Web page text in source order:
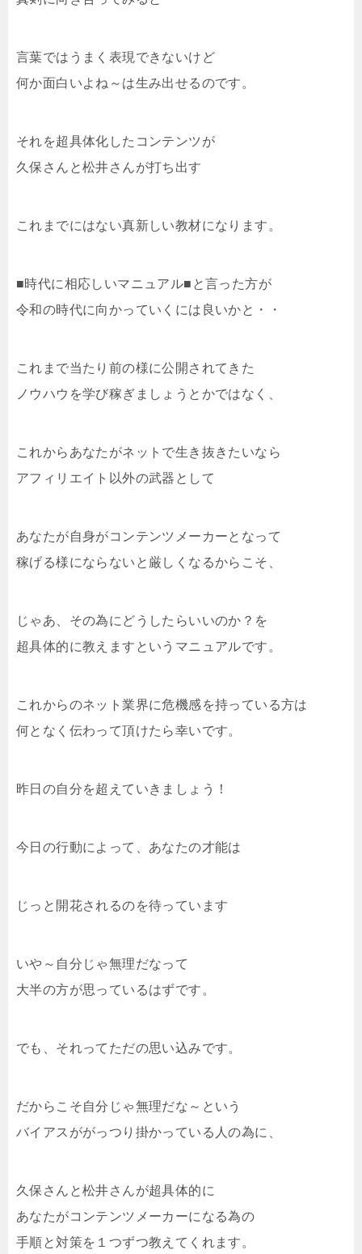
言葉ではうまく表現できないけど
何か面白いよね～は生み出せるのです。
それを超具体化したコンテンツが
久保さんと松井さんが打ち出す
これまでにはない真新しい教材になります。
■時代に相応しいマニュアル■と言った方が
令和の時代に向かっていくには良いかと・・
これまで当たり前の様に公開されてきた
ノウハウを学び稼ぎましょうとかではなく、
これからあなたがネットで生き抜きたいなら
アフィリエイト以外の武器として
あなたが自身がコンテンツメーカーとなって
稼げる様にならないと厳しくなるからこそ、
じゃあ、その為にどうしたらいいのか？を
超具体的に教えますというマニュアルです。
これからのネット業界に危機感を持っている方は
何となく伝わって頂けたら幸いです。
昨日の自分を超えていきましょう！
今日の行動によって、あなたの才能は
じっと開花されるのを待っています
いや～自分じゃ無理だなって
大半の方が思っているはずです。
でも、それってただの思い込みです。
だからこそ自分じゃ無理だな～という
バイアスががっつり掛かっている人の為に、
久保さんと松井さんが超具体的に
あなたがコンテンツメーカーになる為の
手順と対策を１つずつ教えてくれます。